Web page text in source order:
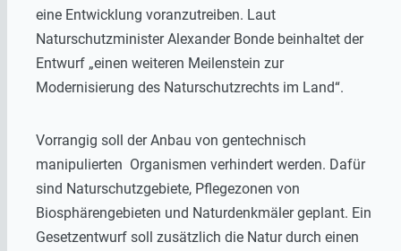
eine Entwicklung voranzutreiben. Laut
Naturschutzminister Alexander Bonde beinhaltet der
Entwurf „einen weiteren Meilenstein zur
Modernisierung des Naturschutzrechts im Land“.
Vorrangig soll der Anbau von gentechnisch
manipulierten Organismen verhindert werden. Dafür
sind Naturschutzgebiete, Pflegezonen von
Biosphärengebieten und Naturdenkmäler geplant. Ein
Gesetzentwurf soll zusätzlich die Natur durch einen